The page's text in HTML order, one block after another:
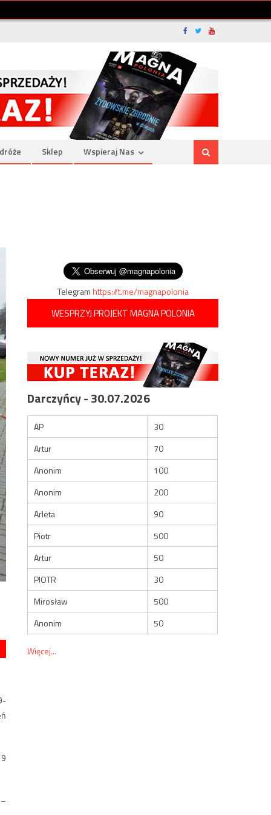
Sklep Wspieraj Nas
Telegramhttps://t.me/magnapolonia
WESPRZYJ PROJEKT MAGNA POLONIA
Darczyńcy - 30.07.2026
AP
30
Artur
70
Anonim
100
Anonim
200
Arleta
90
Piotr
500
Artur
50
PIOTR
30
Mirosław
500
Anonim
50
Więcej...